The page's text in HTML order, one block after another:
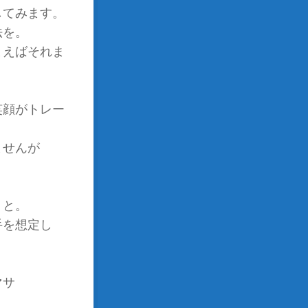
みます。
。
ばそれま
がトレー
んが
。
想定し